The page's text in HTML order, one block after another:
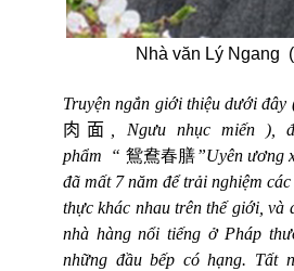
Nhà văn Lý Ngang
Truyện ngắn giới thiệu dưới đây
肉面
, Ngưu nhục miến ),
phẩm
“ 鴛鴦春膳”Uyên ương
đã mất 7 năm để trải nghiệm
thực khác nhau trên thế giới, và
nhà hàng nổi tiếng ở Pháp
những đầu bếp có hạng. Tất